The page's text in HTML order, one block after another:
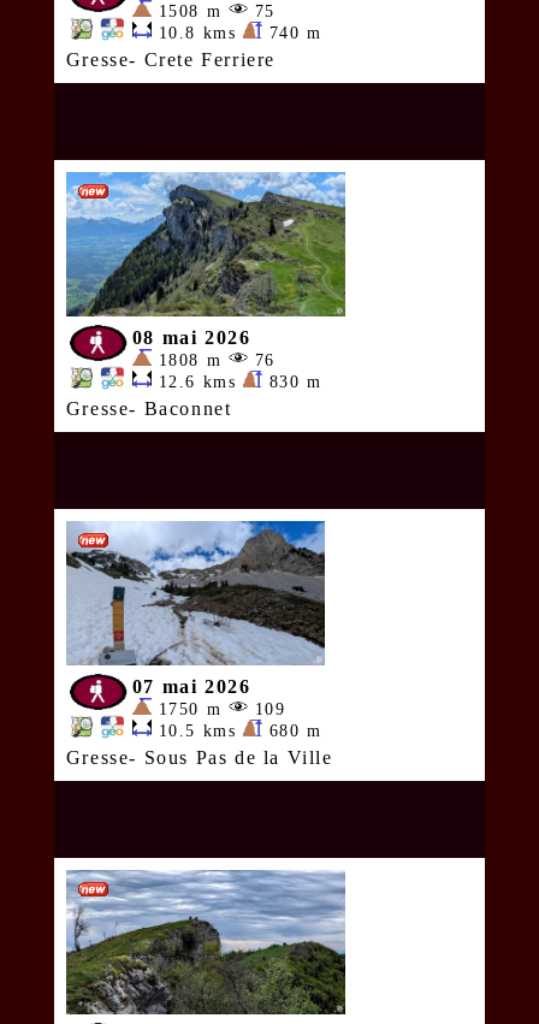
1508 m
75
10.8 kms
740 m
Gresse- Crete Ferriere
08 mai 2026
1808 m
76
12.6 kms
830 m
Gresse- Baconnet
07 mai 2026
1750 m
109
10.5 kms
680 m
Gresse- Sous Pas de la Ville